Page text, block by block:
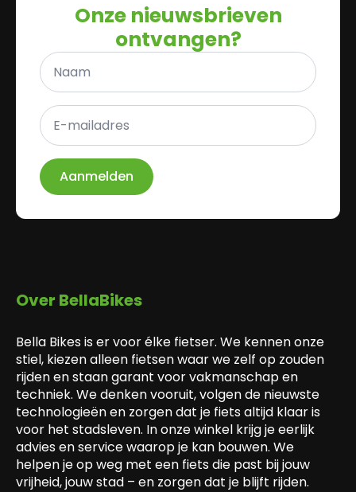
Onze nieuwsbrieven
ontvangen?
Naam
E-
mailadres
*
Aanmelden
Over BellaBikes
Bella Bikes is er voor élke fietser. We kennen onze
stiel, kiezen alleen fietsen waar we zelf op zouden
rijden en staan garant voor vakmanschap en
techniek. We denken vooruit, volgen de nieuwste
technologieën en zorgen dat je fiets altijd klaar is
voor het stadsleven. In onze winkel krijg je eerlijk
advies en service waarop je kan bouwen. We
helpen je op weg met een fiets die past bij jouw
vrijheid, jouw stad – en zorgen dat je blijft rijden.